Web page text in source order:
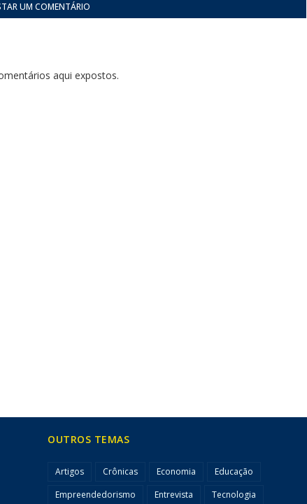
UM COMENTÁRIO
aqui expostos.
OUTROS TEMAS
Artigos Crônicas Economia
Educação
Empreendedorismo
Entrevista Tecnologia